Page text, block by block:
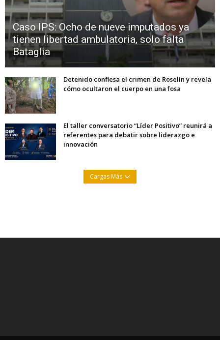
Caso IPS: Ocho de nueve imputados ya
tienen libertad ambulatoria, solo falta
Bataglia
Detenido confiesa el crimen de Roselín y revela
cómo ocultaron el cuerpo en una fosa
El taller conversatorio “Líder Positivo” reunirá a
referentes para debatir sobre liderazgo e
innovación
Cargas Más